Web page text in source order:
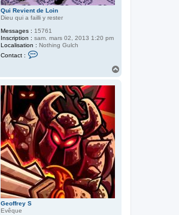
Qui Revient de Loin
Dieu qui a failli y rester
Messages : 15761
Inscription : sam. mars 02, 2013 1:20 pm
Localisation : Nothing Gulch
Contact :
c
e
r
Q
u
i
R
e
i
e
n
t
d
e
Geoffrey S
Evêque